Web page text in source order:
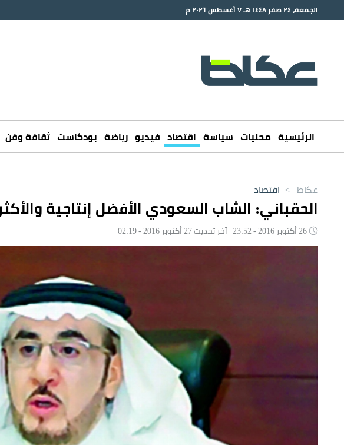
الجمعة، ٢٤ صفر ١٤٤٨ هـ ٧ أغسطس ٢٠٢٦ م
الرئيسية محليات سياسة اقتصاد فيديو رياضة بودكاست ثقافة وفن
عكاظ > اقتصاد
الحقباني: الشاب السعودي الأفضل إنتاجية والأكثر